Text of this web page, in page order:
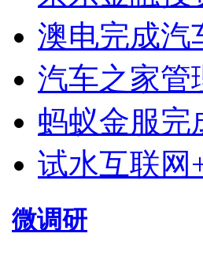
澳电完成汽
汽车之家管
蚂蚁金服完
试水互联网
微调研